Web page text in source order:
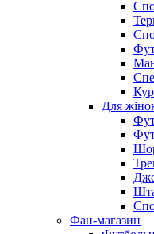
Для
Фан-магазин